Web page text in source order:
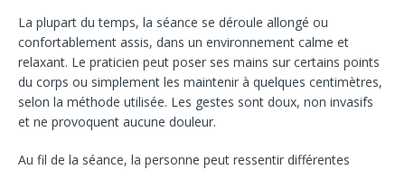
La plupart du temps, la séance se déroule allongé ou
confortablement assis, dans un environnement calme et
relaxant. Le praticien peut poser ses mains sur certains points
du corps ou simplement les maintenir à quelques centimètres,
selon la méthode utilisée. Les gestes sont doux, non invasifs
et ne provoquent aucune douleur.
Au fil de la séance, la personne peut ressentir différentes